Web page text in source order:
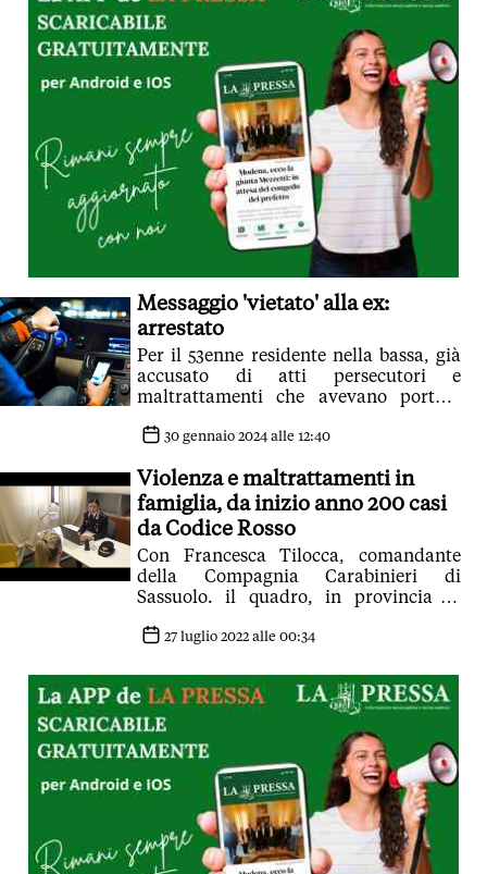
Messaggio 'vietato' alla ex:
arrestato
Per il 53enne residente nella bassa, già
accusato di atti persecutori e
maltrattamenti che avevano portato
divieto di avvicinamento, era vietato
donna, con qualunque mezzo
30 gennaio 2024 alle 12:40
Violenza e maltrattamenti in
famiglia, da inizio anno 200 casi
da Codice Rosso
Con Francesca Tilocca, comandante
della Compagnia Carabinieri di
Sassuolo. il quadro, in provincia di
aumento dopo i lockdown
27 luglio 2022 alle 00:34